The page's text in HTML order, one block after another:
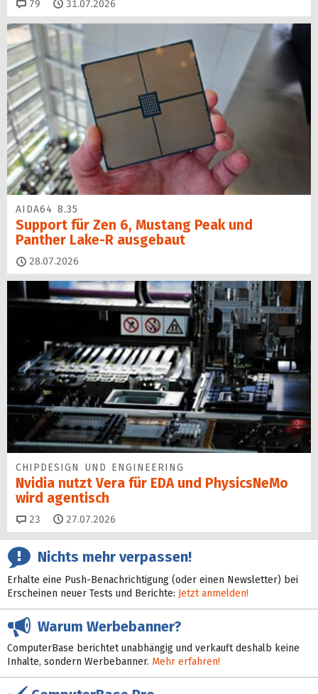
79 Kommentare
31.07.2026
AIDA64 8.35
Support für Zen 6, Mustang Peak und
Panther Lake-R ausgebaut
28.07.2026
CHIPDESIGN UND ENGINEERING
Nvidia nutzt Vera für EDA und PhysicsNeMo
wird agentisch
23 Kommentare
27.07.2026
Nichts mehr verpassen!
Erhalte eine Push-Benachrichtigung (oder einen Newsletter) bei
Erscheinen neuer Tests und Berichte: Jetzt anmelden!
Warum Werbebanner?
ComputerBase berichtet unabhängig und verkauft deshalb keine
Inhalte, sondern Werbebanner. Mehr erfahren!